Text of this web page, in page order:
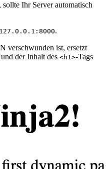
Ihr Server automatisch
.
verschwunden ist, ersetzt
der Inhalt des <h1>-Tags